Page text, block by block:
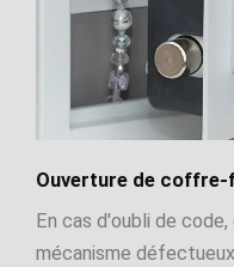
Ouverture de
En cas d'oubli de
mécanisme